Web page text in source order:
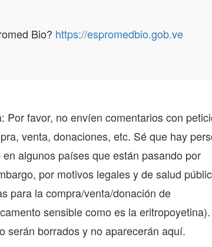
Bio? https://espromedbio.gob.ve
Por favor, no envíen comentarios con
venta, donaciones, etc. Sé que hay
algunos países que están pasando por
por motivos legales y de salud
para la compra/venta/donación de
sensible como es la
serán borrados y no aparecerán aquí.